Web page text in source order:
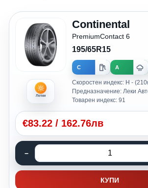
Летни
Continental
PremiumContact 6
195/65R15
C A
Скоростен индекс: H -
Предназначение: Леки
Товарен индекс: 91
€83.22 / 162.76лв
КУПИ